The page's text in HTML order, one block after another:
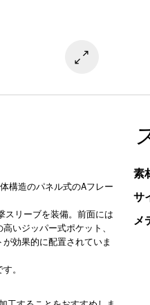
構造のパネル式のAフレー
スリーブを装備。前面には
いジッパー式ポケット、
効果的に配置されていま
。
素
サ
メ